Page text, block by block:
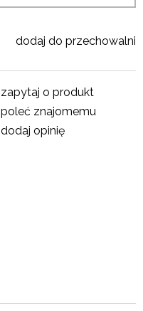
dodaj do przechowalni
zapytaj o produkt
poleć znajomemu
dodaj opinię